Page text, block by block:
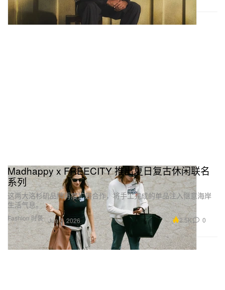
Fashion 时装
Madhappy x FREECITY 推出夏日复古休闲联名
系列
这两大洛杉矶品牌再度扩展合作，将手工完成的单品注入惬意海岸
生活气息。
Jun 3, 2026 2.5K 0